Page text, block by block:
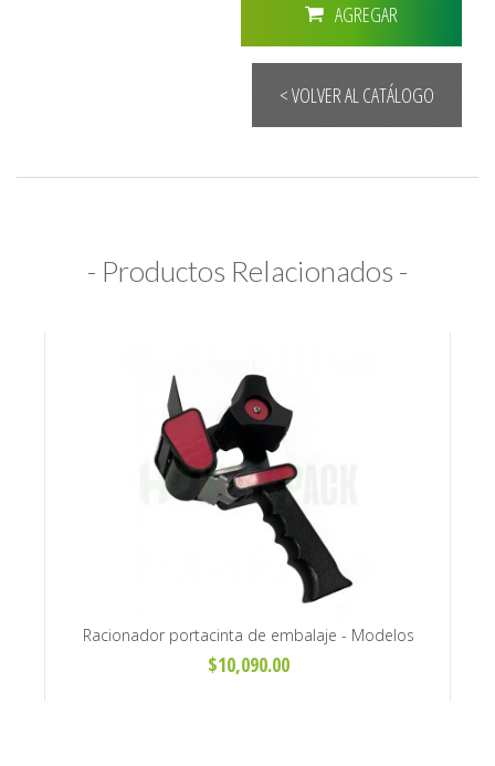
AGREGAR
< VOLVER AL CATÁLOGO
- Productos Relacionados -
Racionador portacinta de embalaje - Modelos
económico y premium
$10,090.00